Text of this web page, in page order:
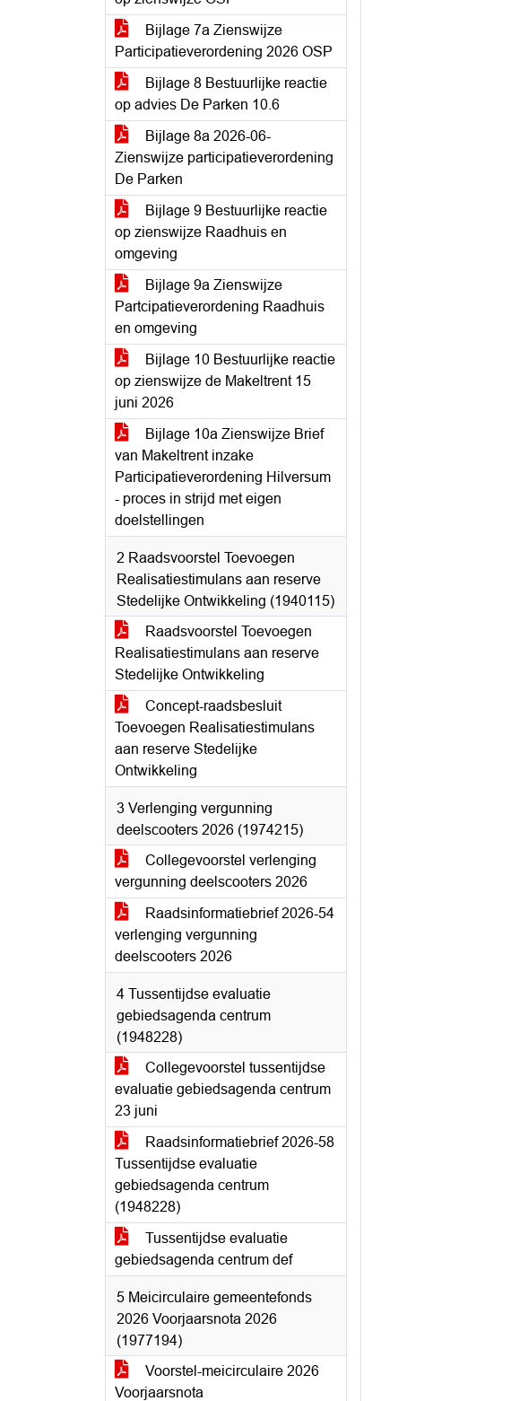
Bijlage 7a Zienswijze
Participatieverordening 2026 OSP
Bijlage 8 Bestuurlijke reactie
op advies De Parken 10.6
Bijlage 8a 2026-06-
Zienswijze participatieverordening
De Parken
Bijlage 9 Bestuurlijke reactie
op zienswijze Raadhuis en
omgeving
Bijlage 9a Zienswijze
Partcipatieverordening Raadhuis
en omgeving
Bijlage 10 Bestuurlijke reactie
op zienswijze de Makeltrent 15
juni 2026
Bijlage 10a Zienswijze Brief
van Makeltrent inzake
Participatieverordening Hilversum
- proces in strijd met eigen
doelstellingen
2 Raadsvoorstel Toevoegen
Realisatiestimulans aan reserve
Stedelijke Ontwikkeling (1940115)
Raadsvoorstel Toevoegen
Realisatiestimulans aan reserve
Stedelijke Ontwikkeling
Concept-raadsbesluit
Toevoegen Realisatiestimulans
aan reserve Stedelijke
Ontwikkeling
3 Verlenging vergunning
deelscooters 2026 (1974215)
Collegevoorstel verlenging
vergunning deelscooters 2026
Raadsinformatiebrief 2026-54
verlenging vergunning
deelscooters 2026
4 Tussentijdse evaluatie
gebiedsagenda centrum
(1948228)
Collegevoorstel tussentijdse
evaluatie gebiedsagenda centrum
23 juni
Raadsinformatiebrief 2026-58
Tussentijdse evaluatie
gebiedsagenda centrum
(1948228)
Tussentijdse evaluatie
gebiedsagenda centrum def
5 Meicirculaire gemeentefonds
2026 Voorjaarsnota 2026
(1977194)
Voorstel-meicirculaire 2026
Voorjaarsnota